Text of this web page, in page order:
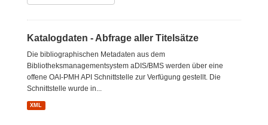
Katalogdaten - Abfrage aller Titelsätze
Die bibliographischen Metadaten aus dem
Bibliotheksmanagementsystem aDIS/BMS werden über eine
offene OAI-PMH API Schnittstelle zur Verfügung gestellt. Die
Schnittstelle wurde in...
XML